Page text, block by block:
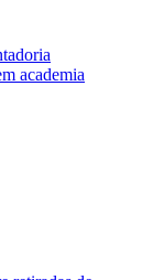
academia